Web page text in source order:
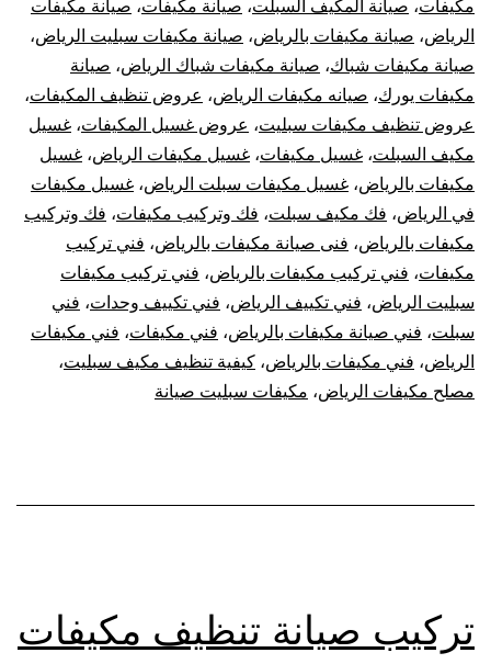
مكيفات، صيانة المكيف السبلت، صيانة مكيفات، صيانة مكيفات
الرياض، صيانة مكيفات بالرياض، صيانة مكيفات سبليت الرياض،
صيانة مكيفات شباك، صيانة مكيفات شباك الرياض، صيانة
مكيفات يورك، صيانه مكيفات الرياض، عروض تنظيف المكيفات،
عروض تنظيف مكيفات سبليت، عروض غسيل المكيفات، غسيل
مكيف السبلت، غسيل مكيفات، غسيل مكيفات الرياض، غسيل
مكيفات بالرياض، غسيل مكيفات سبلت الرياض، غسيل مكيفات
في الرياض، فك مكيف سبلت، فك وتركيب مكيفات، فك وتركيب
مكيفات بالرياض، فنى صيانة مكيفات بالرياض، فني تركيب
مكيفات، فني تركيب مكيفات بالرياض، فني تركيب مكيفات
سبليت الرياض، فني تكييف الرياض، فني تكييف وحدات، فني
سبلت، فني صيانة مكيفات بالرياض، فني مكيفات، فني مكيفات
الرياض، فني مكيفات بالرياض، كيفية تنظيف مكيف سبليت،
مصلح مكيفات الرياض، مكيفات سبليت صيانة
تركيب صيانة تنظيف مكيفات